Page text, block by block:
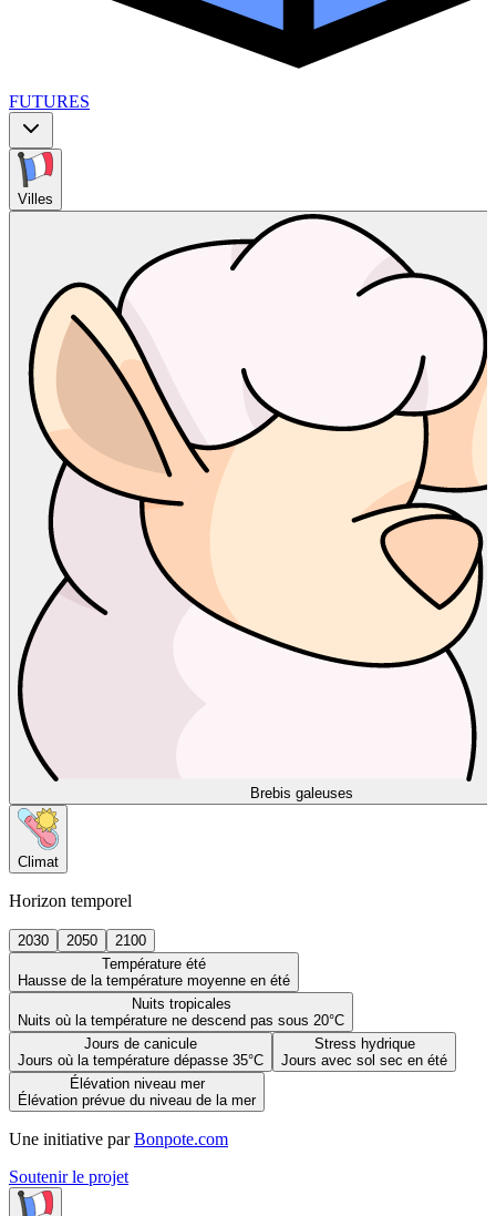
FUTURES
Villes
Brebis galeuses
Climat
Horizon temporel
2030 2050
2100
Température été
Hausse de la température moyenne en été
Nuits tropicales
Nuits où la température ne descend pas sous 20°C
Jours de canicule
Jours où la température dépasse 35°C
Stress hydrique
Jours avec sol sec en été
Élévation niveau mer
Élévation prévue du niveau de la mer
Une initiative par Bonpote.com
Soutenir le projet